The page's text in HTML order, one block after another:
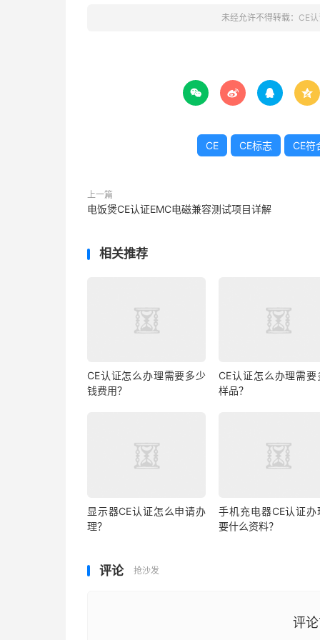
未经允许不得转载： CE
   
CE CE标志 CE符
上一篇
电饭煲CE认证EMC电磁兼容测试项目详解
相关推荐
CE认证怎么办理需要多少
钱费用？
CE认证怎么办理需要
样品？
显示器CE认证怎么申请办
理？
手机充电器CE认证办
要什么资料？
评论 抢沙发
评